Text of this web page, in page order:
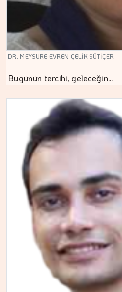
DR. MEYSURE EVREN ÇELİK SÜTİÇER
Bugünün tercihi, geleceğin…